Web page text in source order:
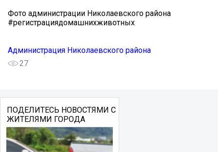
Фото администрации Николаевского района
#регистрациядомашнихживотных
Администрация Николаевского района
27
ПОДЕЛИТЕСЬ НОВОСТЯМИ С
ЖИТЕЛЯМИ ГОРОДА